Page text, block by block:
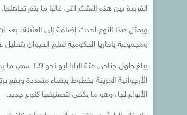
الفريدة بين هذه العثث التى غالبا ما يتم تجاهلها.
ويمثل هذا النوع أحدث إضافة إلى العائلة،
ومجموعة بافاريا الحكومية لعلم الحيوان
يبلغ طول
الأنواع لها، وهو ما يكفى لتصنيفها كنوع جديد.